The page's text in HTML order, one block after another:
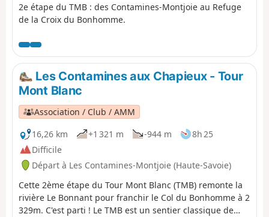
2e étape du TMB : des Contamines-Montjoie au Refuge
de la Croix du Bonhomme.
Les Contamines aux Chapieux - Tour
Mont Blanc
Association / Club / AMM
16,26 km
+1 321 m -944 m
8h 25
Difficile
Départ à Les Contamines-Montjoie (Haute-Savoie)
Cette 2ème étape du Tour Mont Blanc (TMB) remonte la
rivière Le Bonnant pour franchir le Col du Bonhomme à 2
329m. C'est parti ! Le TMB est un sentier classique de